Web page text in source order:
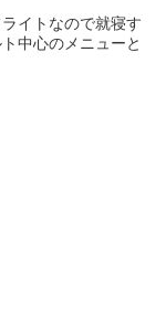
イトなので就寝す
中心のメニューと